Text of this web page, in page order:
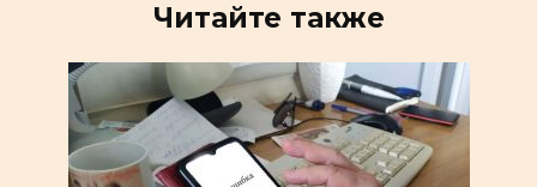
Читайте также